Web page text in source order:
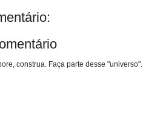
construa. Faça parte desse "universo".